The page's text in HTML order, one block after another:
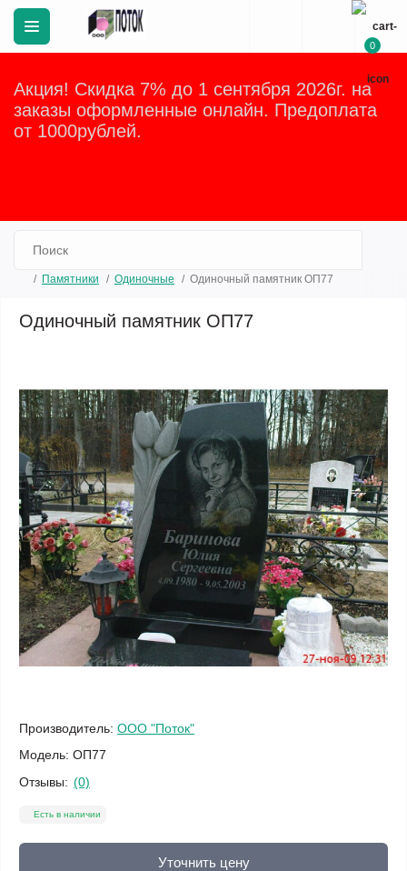
Акция! Скидка 7% до 1 сентября 2026г. на
заказы оформленные онлайн. Предоплата
от 1000рублей.
0
Памятники Одиночные Одиночный памятник ОП77
Одиночный памятник ОП77
Производитель: ООО "Поток"
Модель: ОП77
Отзывы: (0)
Есть в наличии
Уточнить цену